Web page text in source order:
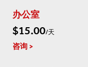
办公室
$15.00/天
咨询